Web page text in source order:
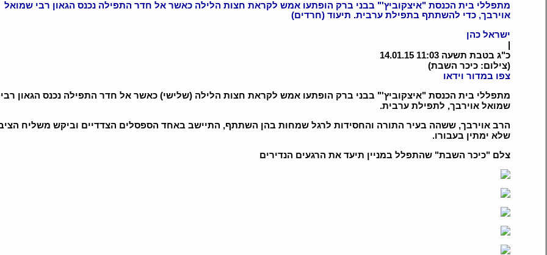
מתפללי בית הכנסת "איצקוביץ'" בבני ברק הופתעו אמש לקראת חצות הלילה כאשר אל חדר התפילה נכנס הגאון רבי שמואל
אוירבך, כדי להשתתף בתפילת ערבית. תיעוד (חרדים)
ישראל כהן
|
כ"ג בטבת תשעה 11:03 14.01.15
(צילום: כיכר השבת)
צפו במדור וידאו
מתפללי בית הכנסת "איצקוביץ'" בבני ברק הופתעו אמש לקראת חצות הלילה (שלישי) כאשר אל חדר התפילה נכנס הגאון רבי
שמואל אוירבך, לתפילת ערבית.
הרב אוירבך, ששהה בעיר התורה והחסידות לרגל שמחות בהן השתתף, התיישב באחד הספסלים הצדדיים וביקש משליח
שלא ימתין בעבורו.
צלם "כיכר השבת" שהתפלל במניין תיעד את הרגעים הנדירים